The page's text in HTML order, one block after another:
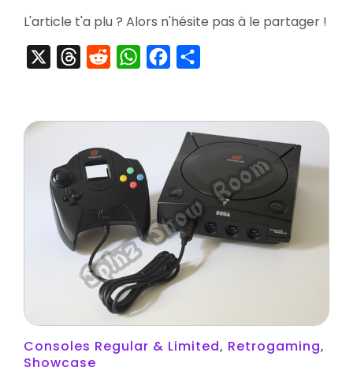
L'article t'a plu ? Alors n'hésite pas à le partager !
ThreadsRedditWhatsAppFacebook
Consoles Regular & Limited, Retrogaming,
Showcase